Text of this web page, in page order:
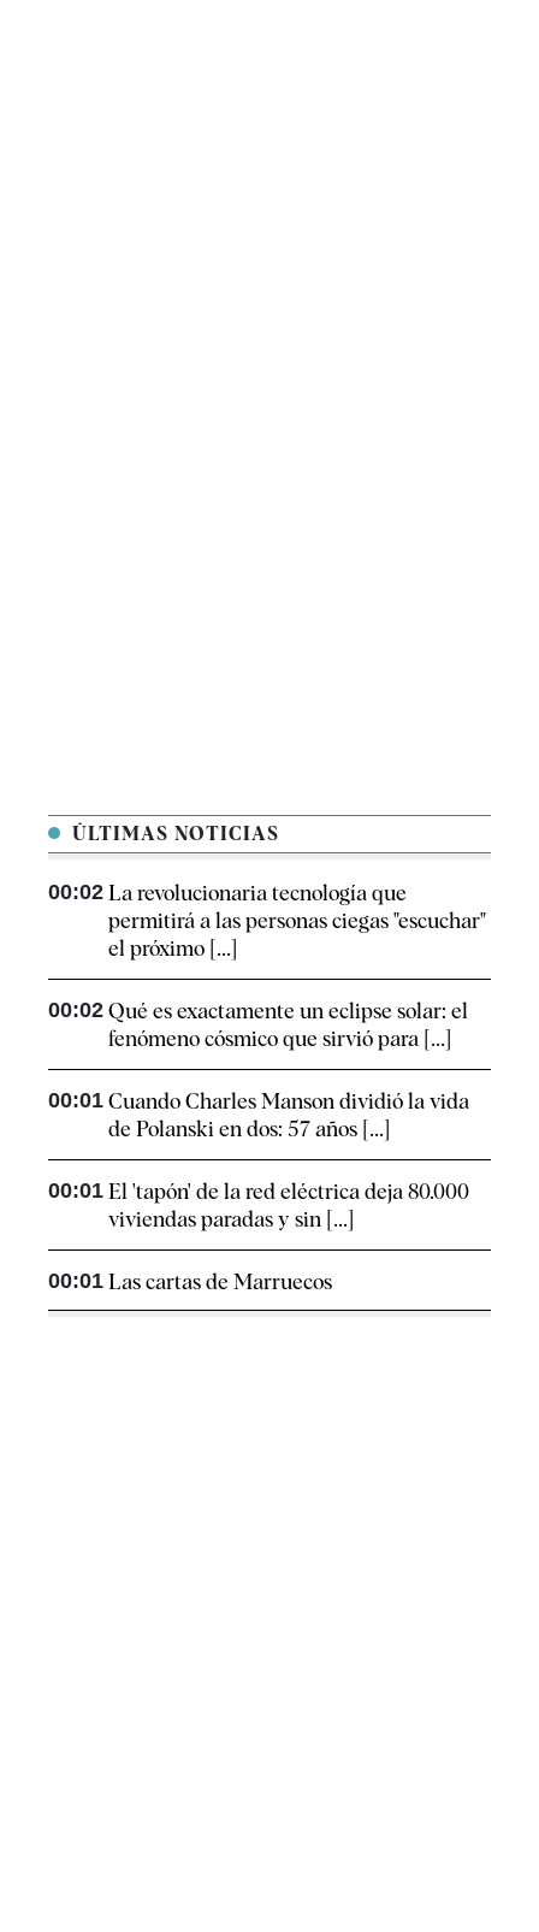
ÚLTIMAS NOTICIAS
00:02 La revolucionaria tecnología que
permitirá a las personas ciegas "escuchar"
el próximo [...]
00:02 Qué es exactamente un eclipse solar: el
fenómeno cósmico que sirvió para [...]
00:01 Cuando Charles Manson dividió la vida
de Polanski en dos: 57 años [...]
00:01 El 'tapón' de la red eléctrica deja 80.000
viviendas paradas y sin [...]
00:01 Las cartas de Marruecos